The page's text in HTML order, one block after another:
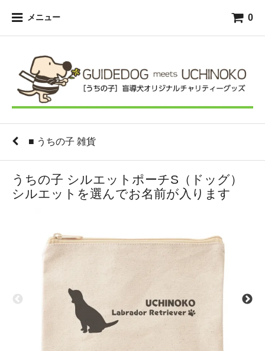
メニュー 0
■ うちの子 雑貨
うちの子 シルエットポーチS（ドッグ）
シルエットを選んでお名前が入ります